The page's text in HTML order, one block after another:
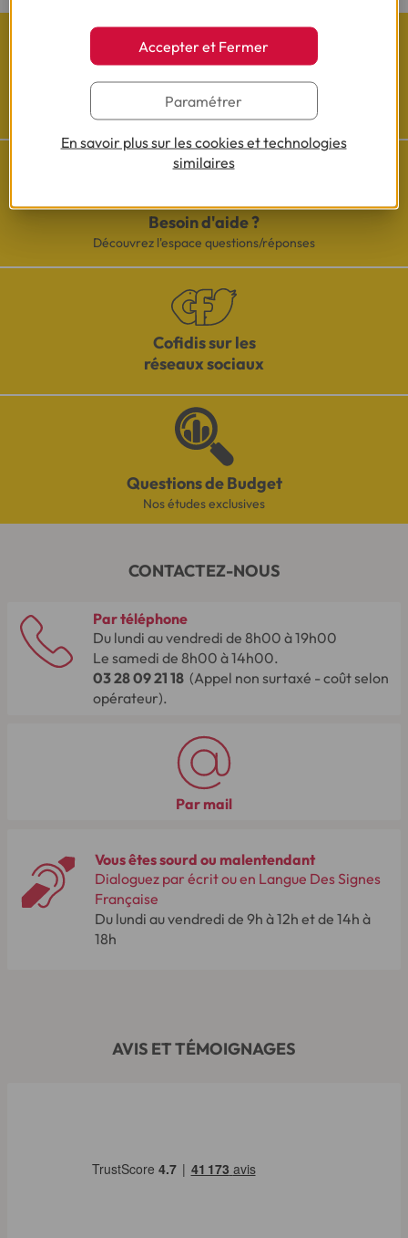
Les actualités Cofidis
Besoin d'aide ?
Découvrez l'espace questions/réponses
Cofidis sur les
réseaux sociaux
Questions de Budget
Nos études exclusives
CONTACTEZ-NOUS
Par téléphone
Du lundi au vendredi de 8h00 à 19h00
Le samedi de 8h00 à 14h00.
03 28 09 21 18 (Appel non surtaxé - coût selon
opérateur).
Par mail
Vous êtes sourd ou malentendant
Dialoguez par écrit ou en Langue Des Signes
Française
Du lundi au vendredi de 9h à 12h et de 14h à
18h
AVIS ET TÉMOIGNAGES
Accepter et Fermer
Paramétrer
En savoir plus sur les cookies et technologies
similaires